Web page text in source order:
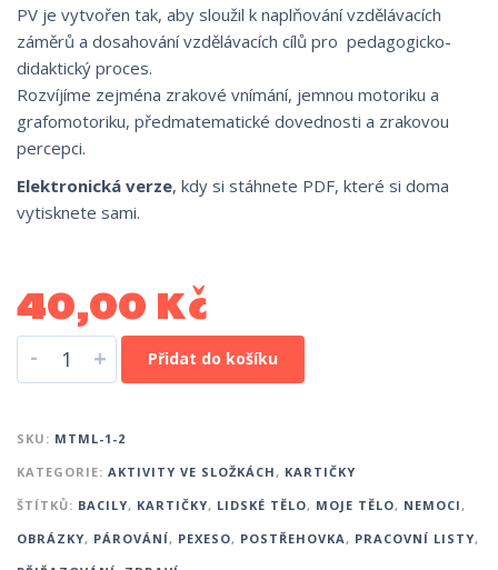
PV je vytvořen tak, aby sloužil k naplňování vzdělávacích
záměrů a dosahování vzdělávacích cílů pro pedagogicko-
didaktický proces.
Rozvíjíme zejména zrakové vnímání, jemnou motoriku a
grafomotoriku, předmatematické dovednosti a zrakovou
percepci.
Elektronická verze, kdy si stáhnete PDF, které si doma
vytisknete sami.
40,00 Kč
- + Přidat do košíku
SKU: MTML-1-2
KATEGORIE: AKTIVITY VE SLOŽKÁCH , KARTIČKY
ŠTÍTKŮ: BACILY, KARTIČKY, LIDSKÉ TĚLO, MOJE TĚLO, NEMOCI ,
OBRÁZKY, PÁROVÁNÍ, PEXESO, POSTŘEHOVKA , PRACOVNÍ LISTY,